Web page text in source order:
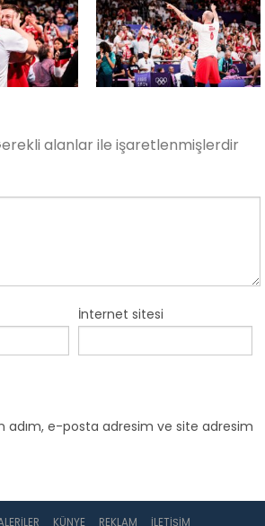
alanlar ile işaretlenmişlerdir
İnternet sitesi
adım, e-posta adresim ve site adresim
KÜNYE REKLAM İLETIŞIM